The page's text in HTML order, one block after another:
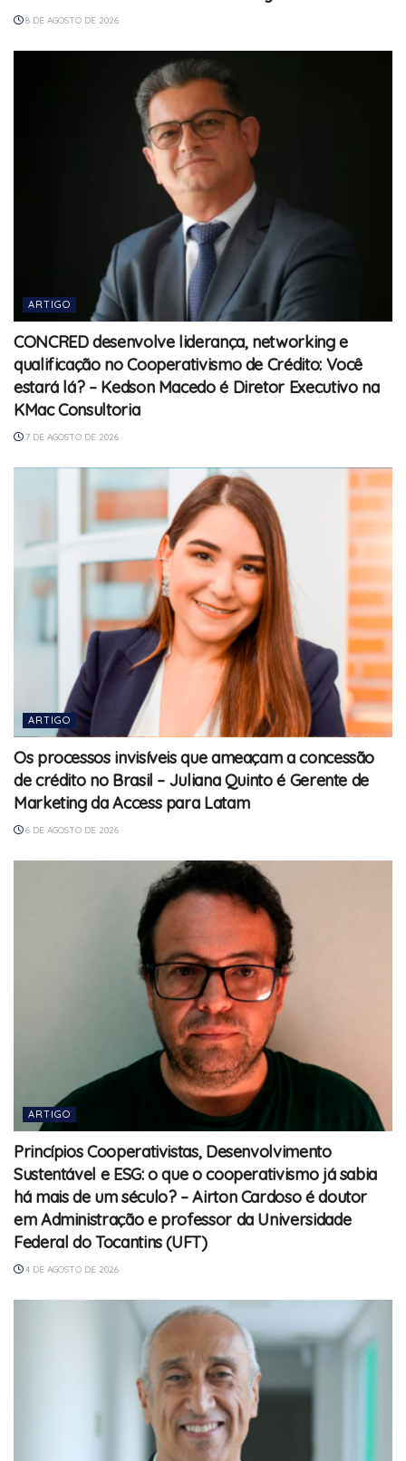
8 DE AGOSTO DE 2026
ARTIGO
CONCRED desenvolve liderança, networking e
qualificação no Cooperativismo de Crédito: Você
estará lá? – Kedson Macedo é Diretor Executivo na
KMac Consultoria
7 DE AGOSTO DE 2026
ARTIGO
Os processos invisíveis que ameaçam a concessão
de crédito no Brasil – Juliana Quinto é Gerente de
Marketing da Access para Latam
6 DE AGOSTO DE 2026
ARTIGO
Princípios Cooperativistas, Desenvolvimento
Sustentável e ESG: o que o cooperativismo já sabia
há mais de um século? – Airton Cardoso é doutor
em Administração e professor da Universidade
Federal do Tocantins (UFT)
4 DE AGOSTO DE 2026